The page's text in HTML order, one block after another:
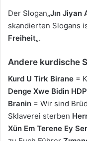
Der Slogan„Jın Jiyan
skandierten Slogans
Freiheit„.
Andere kurdische
Kurd U Tirk Birane =
Denge Xwe Bidin HDP
Branin = Wir sind
Sklaverei sterben
Xün Em Terene Ey